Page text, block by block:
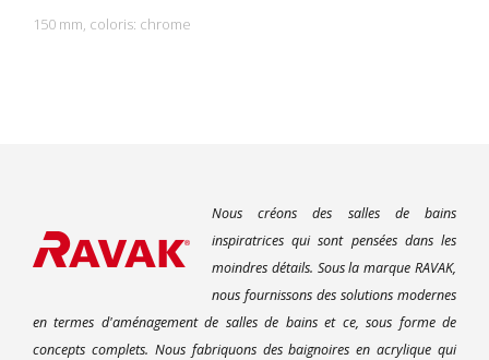
150 mm, coloris: chrome
Nous créons des salles de bains
inspiratrices qui sont pensées dans les
moindres détails. Sous la marque RAVAK,
nous fournissons des solutions modernes
en termes d'aménagement de salles de bains et ce, sous forme de
concepts complets. Nous fabriquons des baignoires en acrylique qui